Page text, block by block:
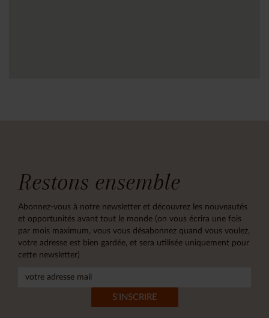
Restons ensemble
Abonnez-vous à notre newsletter et découvrez les nouveautés
et opportunités avant tout le monde (on vous écrira une fois
par mois maximum, vous vous désabonnez quand vous voulez,
votre adresse est bien gardée, et sera utilisée uniquement pour
cette newsletter)